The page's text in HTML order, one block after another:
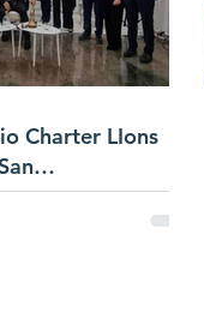
Charter LIons
Satellite